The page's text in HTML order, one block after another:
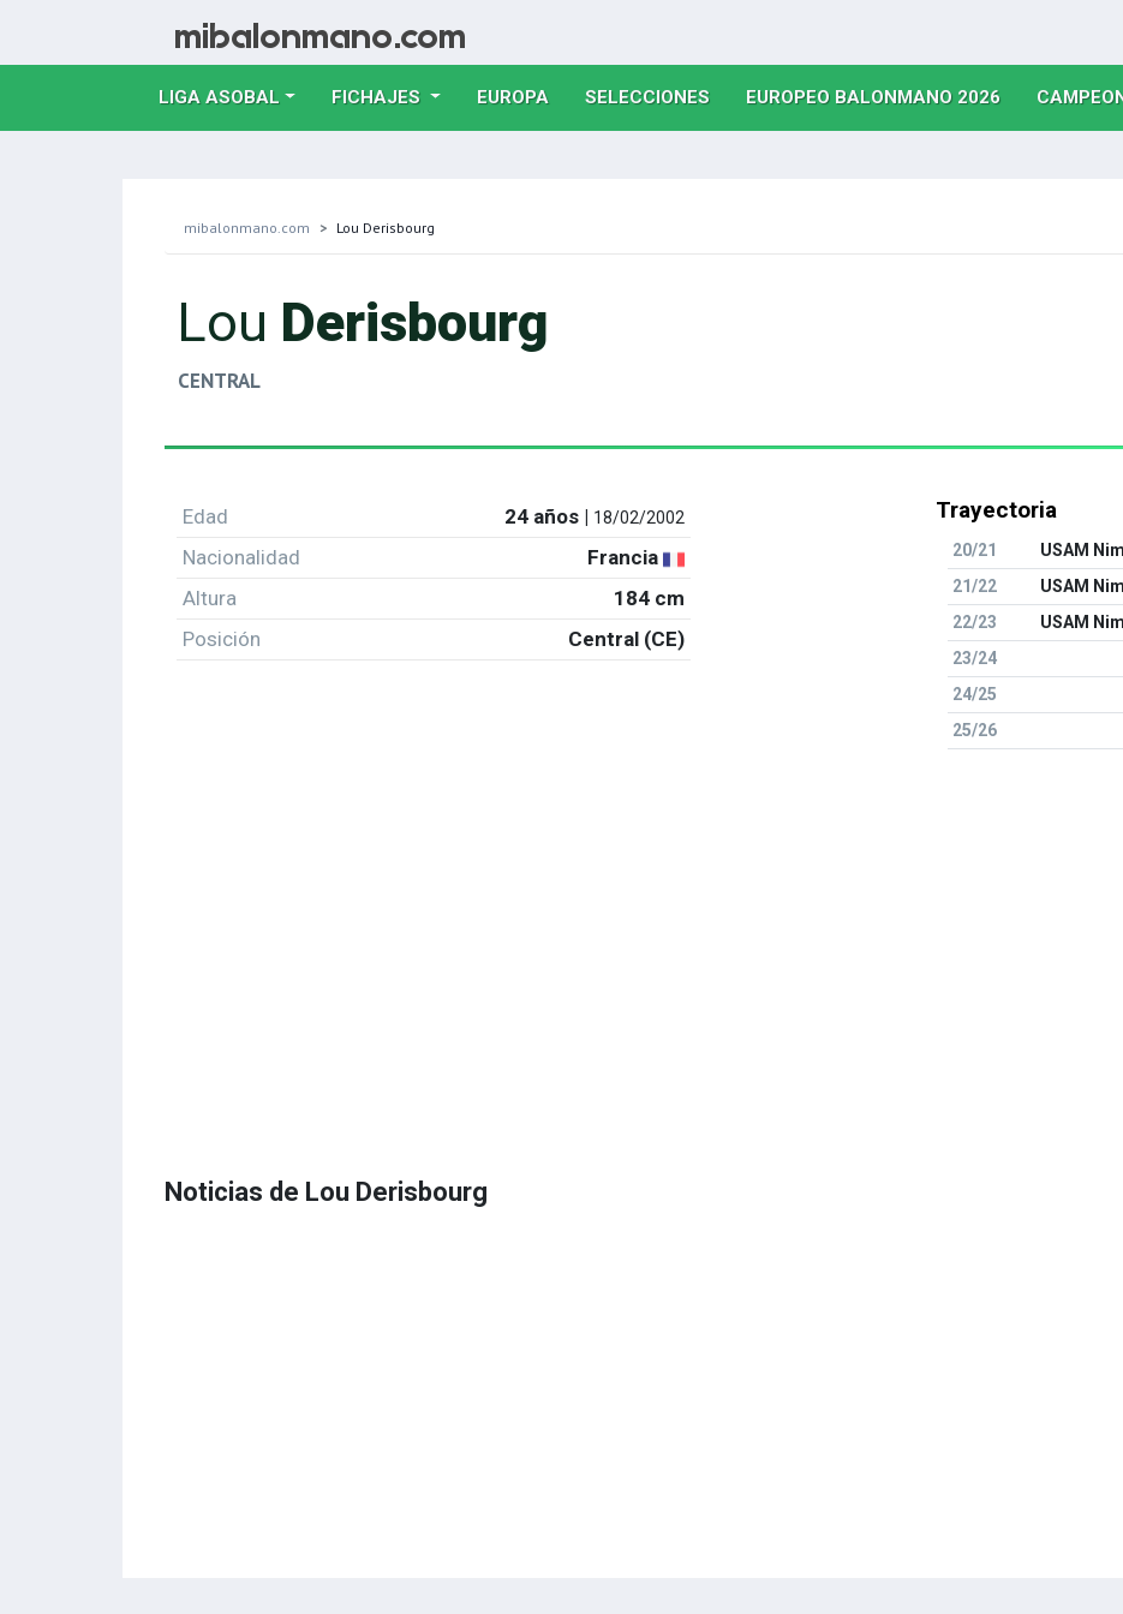
LIGA ASOBAL FICHAJES EUROPA(CURRENT)
SELECCIONES(CURRENT)
EUROPEO BALONMANO 2026(CURRENT)
mibalonmano.com Lou Derisbourg
Lou Derisbourg
CENTRAL
Edad 24 años | 18/02/2002
Nacionalidad
Francia
Altura
184 cm
Posición
Central (CE)
Trayectoria
20/21
USAM
21/22
USAM
22/23
USAM
23/24
24/25
25/26
Noticias de Lou Derisbourg